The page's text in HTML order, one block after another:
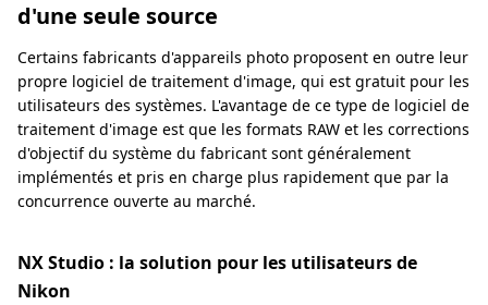
d'une seule source
Certains fabricants d'appareils photo proposent en outre leur
propre logiciel de traitement d'image, qui est gratuit pour les
utilisateurs des systèmes. L'avantage de ce type de logiciel de
traitement d'image est que les formats RAW et les corrections
d'objectif du système du fabricant sont généralement
implémentés et pris en charge plus rapidement que par la
concurrence ouverte au marché.
NX Studio : la solution pour les utilisateurs de
Nikon